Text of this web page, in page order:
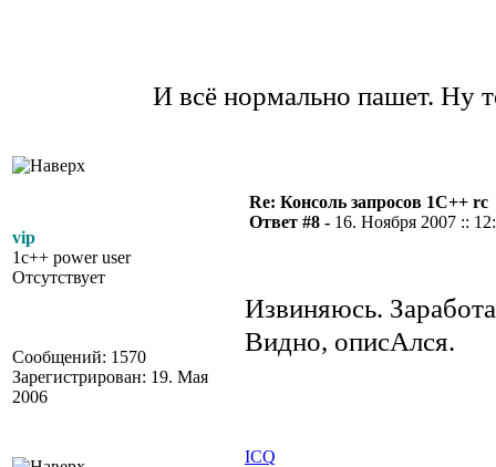
И всё нормально пашет. Ну
vip
1c++ power user
Отсутствует
Сообщений: 1570
Зарегистрирован: 19. Мая
2006
Re: Консоль запросов 1С++ rc
Ответ #8 - 16. Ноября 2007 ::
Извиняюсь.
Видно, описАлся.
ICQ